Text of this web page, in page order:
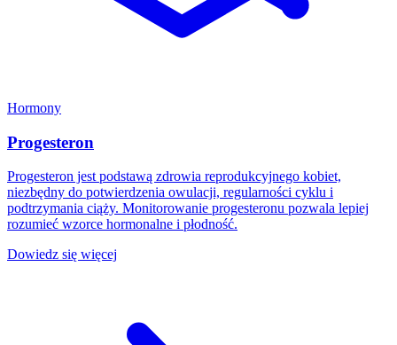
Hormony
Progesteron
Progesteron jest podstawą zdrowia reprodukcyjnego kobiet,
niezbędny do potwierdzenia owulacji, regularności cyklu i
podtrzymania ciąży. Monitorowanie progesteronu pozwala lepiej
rozumieć wzorce hormonalne i płodność.
Dowiedz się więcej